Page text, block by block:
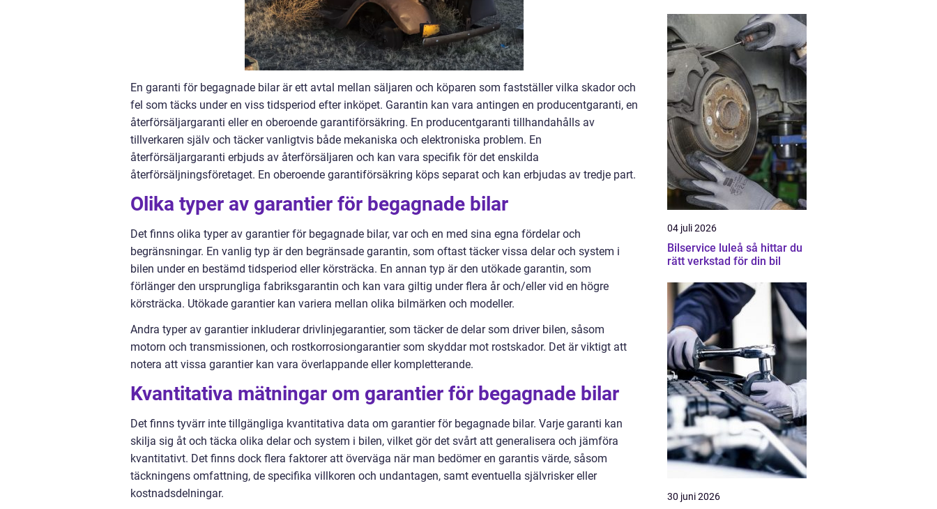
En garanti för begagnade bilar är ett avtal mellan säljaren och köparen som fastställer vilka skador och
fel som täcks under en viss tidsperiod efter inköpet. Garantin kan vara antingen en producentgaranti, en
återförsäljargaranti eller en oberoende garantiförsäkring. En producentgaranti tillhandahålls av
tillverkaren själv och täcker vanligtvis både mekaniska och elektroniska problem. En
återförsäljargaranti erbjuds av återförsäljaren och kan vara specifik för det enskilda
återförsäljningsföretaget. En oberoende garantiförsäkring köps separat och kan erbjudas av tredje part.
Olika typer av garantier för begagnade bilar
Det finns olika typer av garantier för begagnade bilar, var och en med sina egna fördelar och
begränsningar. En vanlig typ är den begränsade garantin, som oftast täcker vissa delar och system i
bilen under en bestämd tidsperiod eller körsträcka. En annan typ är den utökade garantin, som
förlänger den ursprungliga fabriksgarantin och kan vara giltig under flera år och/eller vid en högre
körsträcka. Utökade garantier kan variera mellan olika bilmärken och modeller.
Andra typer av garantier inkluderar drivlinjegarantier, som täcker de delar som driver bilen, såsom
motorn och transmissionen, och rostkorrosiongarantier som skyddar mot rostskador. Det är viktigt att
notera att vissa garantier kan vara överlappande eller kompletterande.
Kvantitativa mätningar om garantier för begagnade bilar
Det finns tyvärr inte tillgängliga kvantitativa data om garantier för begagnade bilar. Varje garanti kan
skilja sig åt och täcka olika delar och system i bilen, vilket gör det svårt att generalisera och jämföra
kvantitativt. Det finns dock flera faktorer att överväga när man bedömer en garantis värde, såsom
täckningens omfattning, de specifika villkoren och undantagen, samt eventuella självrisker eller
kostnadsdelningar.
04 juli 2026
Bilservice luleå så hittar du
rätt verkstad för din bil
30 juni 2026